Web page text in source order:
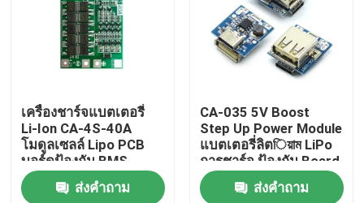
เกี่ยวกับเรา
ทัวร์โรงงาน
การควบคุมคุณภาพ
ติดต่อเรา
เครื่องชาร์จแบตเตอรี่
Li-Ion CA-4S-40A
โมดูลเซลล์ Lipo PCB
บอร์ดป้องกัน BMS
ส่งคำถาม
CA-035 5V Boost
Step Up Power Module
แบตเตอรี่ลิตিয়াম LiPo
การชาร์จ ป้องกัน Board
LED Display USB สําห
รับชาร์จ DIYส่งคำถาม